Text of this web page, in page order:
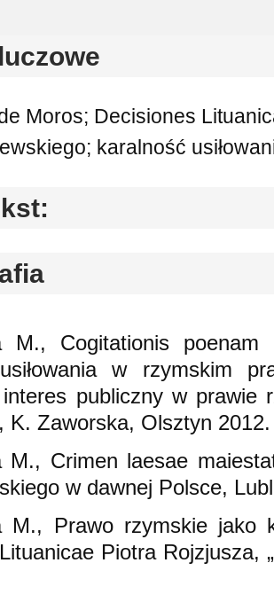
Moros; Decisiones
karalność
M., Cogitationis
w rzymskim
publiczny w prawie
K. Zaworska, Olsztyn 2012.
M., Crimen laesae
w dawnej Polsce,
M., Prawo rzymskie jako
Piotra Rojzjusza,